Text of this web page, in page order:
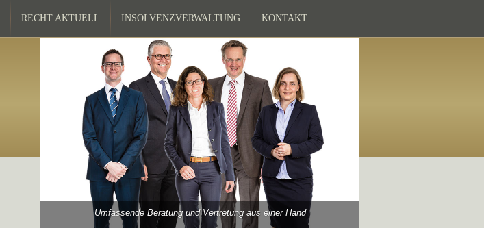
RECHT AKTUELL INSOLVENZVERWALTUNG KONTAKT
Umfassende Beratung und Vertretung aus einer Hand